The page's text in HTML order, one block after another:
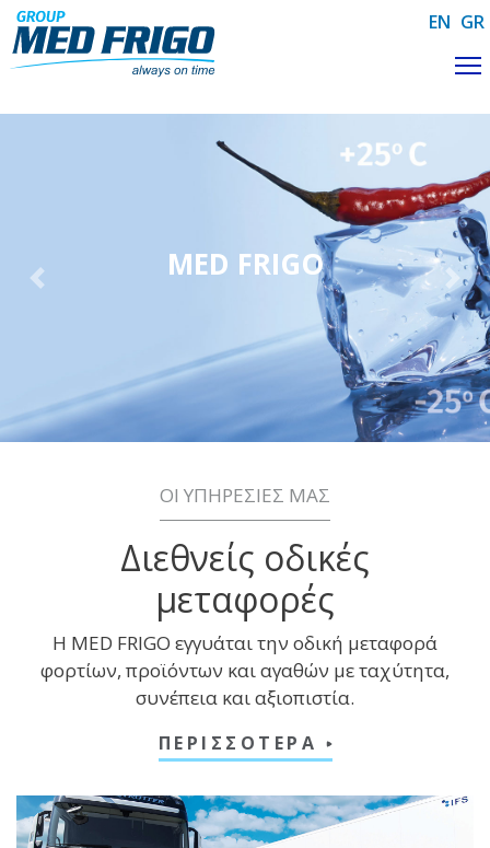
Skip to main content EN GR
MED FRIGO
Previous
ΟΙ ΥΠΗΡΕΣΙΕΣ ΜΑΣ
Διεθνείς οδικές
μεταφορές
Η MED FRIGO εγγυάται την οδική μεταφορά
φορτίων, προϊόντων και αγαθών με ταχύτητα,
συνέπεια και αξιοπιστία.
ΠΕΡΙΣΣΟΤΕΡΑ